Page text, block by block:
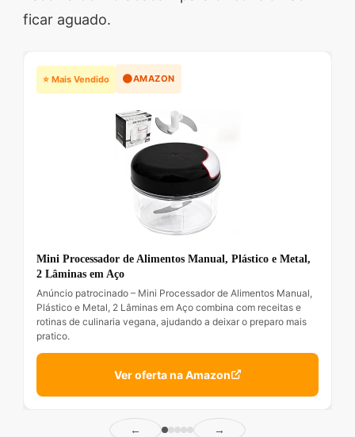
ficar aguado.
⭐ Mais Vendido 🟠AMAZON
Mini Processador de Alimentos Manual, Plástico e Metal,
2 Lâminas em Aço
Anúncio patrocinado – Mini Processador de Alimentos Manual,
Plástico e Metal, 2 Lâminas em Aço combina com receitas e
rotinas de culinaria vegana, ajudando a deixar o preparo mais
pratico.
Ver oferta na Amazon
← →